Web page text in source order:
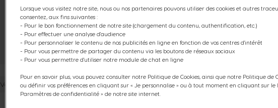
Voir plus d’informations
Profitez de notre Pack
un total de 96 capsules café
exceptionnel !
Ce pack contient:
Lorsque vous visitez notre site, nous ou nos partenaires pouvons utiliser des cookies et autres
consentez, aux fins suivantes :
- Pour le bon fonctionnement de notre site (chargement du contenu, authentification, etc.)
- Pour effectuer une analyse d'audience
- Pour personnaliser le contenu de nos publicités en ligne en fonction de vos centres d'intérêt
- Pour vous permettre de partager du contenu via les boutons de réseaux sociaux
- Pour vous permettre d'utiliser notre module de chat en ligne
Pour en savoir plus, vous pouvez consulter notre Politique de Cookies, ainsi que notre Politique de
ou définir vos préférences en cliquant sur « Je personnalise » ou à tout moment en cliquant sur le
Paramètres de confidentialité » de notre site internet.